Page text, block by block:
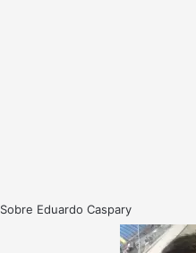
Sobre Eduardo Caspary